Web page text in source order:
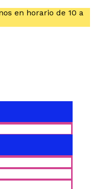
en horario de 10 a